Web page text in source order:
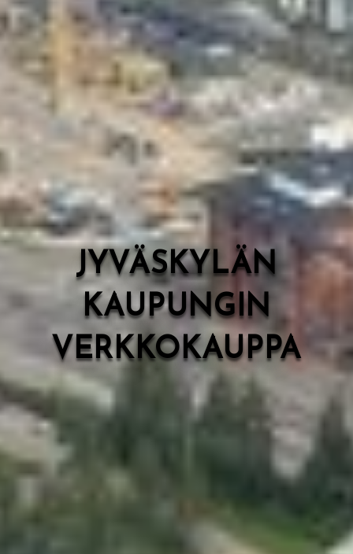
Ohje
English
JYVÄSKYLÄN
KAUPUNGIN
VERKKOKAUPPA